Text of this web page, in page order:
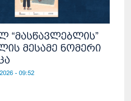
“მასწავლებლის”
მესამე ნომერი
- 09:52